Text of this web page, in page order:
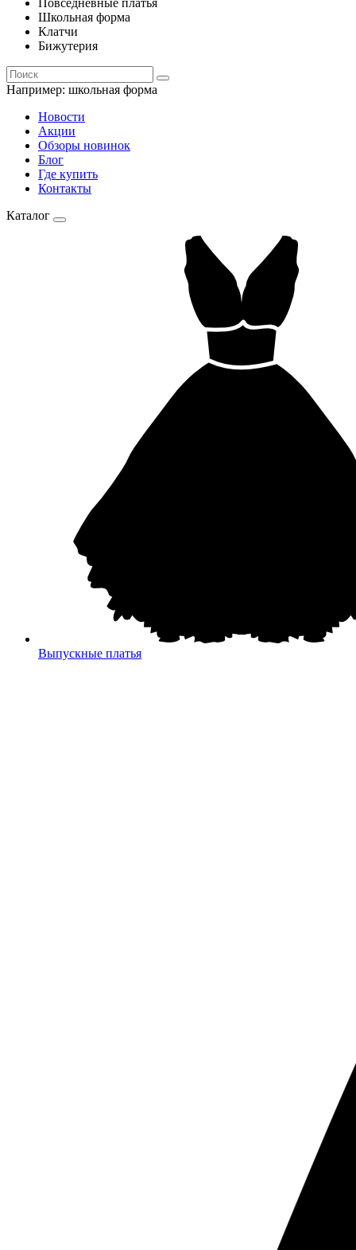
Повседневные платья
Школьная форма
Клатчи
Бижутерия
Например: школьная форма
Новости
Акции
Обзоры новинок
Блог
Где купить
Контакты
Каталог
Выпускные платья